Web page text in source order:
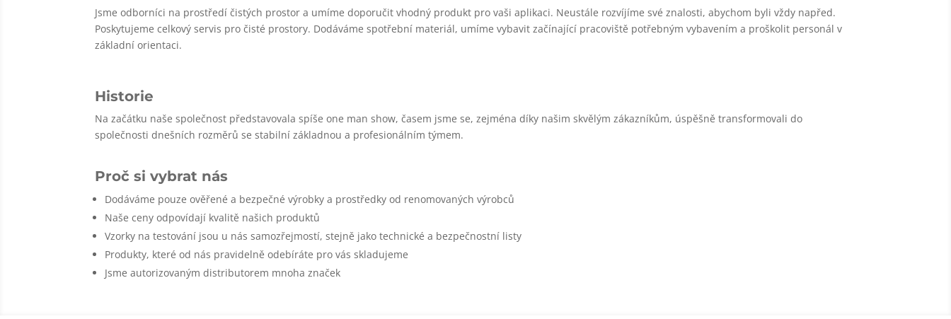
Jsme odborníci na prostředí čistých prostor a umíme doporučit vhodný produkt pro vaši aplikaci. Neustále rozvíjíme své znalosti, abychom byli vždy napřed.
Poskytujeme celkový servis pro čisté prostory. Dodáváme spotřební materiál, umíme vybavit začínající pracoviště potřebným vybavením a proškolit personál v
základní orientaci.
Historie
Na začátku naše společnost představovala spíše one man show, časem jsme se, zejména díky našim skvělým zákazníkům, úspěšně transformovali do
společnosti dnešních rozměrů se stabilní základnou a profesionálním týmem.
Proč si vybrat nás
Dodáváme pouze ověřené a bezpečné výrobky a prostředky od renomovaných výrobců
Naše ceny odpovídají kvalitě našich produktů
Vzorky na testování jsou u nás samozřejmostí, stejně jako technické a bezpečnostní listy
Produkty, které od nás pravidelně odebíráte pro vás skladujeme
Jsme autorizovaným distributorem mnoha značek